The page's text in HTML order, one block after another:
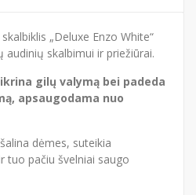
„Deluxe Enzo White“
skalbimui ir priežiūrai.
gilų valymą bei padeda
apsaugodama nuo
dėmes, suteikia
tuo pačiu švelniai saugo